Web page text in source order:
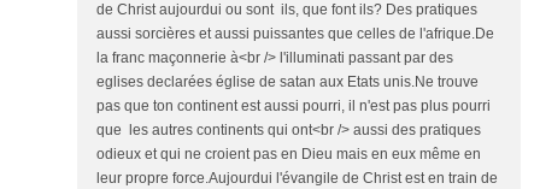
de Christ aujourdui ou sont ils, que font ils? Des pratiques
aussi sorcières et aussi puissantes que celles de l'afrique.De
la franc maçonnerie à<br /> l'illuminati passant par des
eglises declarées église de satan aux Etats unis.Ne trouve
pas que ton continent est aussi pourri, il n'est pas plus pourri
que les autres continents qui ont<br /> aussi des pratiques
odieux et qui ne croient pas en Dieu mais en eux même en
leur propre force.Aujourdui l'évangile de Christ est en train de